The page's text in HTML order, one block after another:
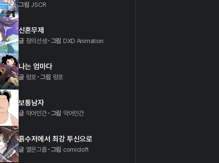
그림 JSCR
신혼무제
글 정의선생 그림 DXD Animation
나는 엄마다
글 렁호 그림 렁호
보통남자
글 악어인간 그림 악어인간
흙수저에서 최강 투신으로
글 열문그룹 그림 comicloft